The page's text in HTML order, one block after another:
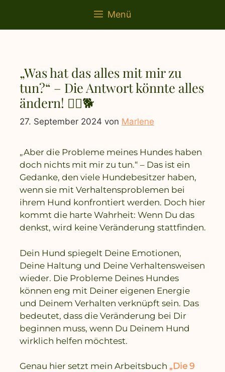
Menü
„Was hat das alles mit mir zu
tun?“ – Die Antwort könnte alles
ändern! 🧘‍♀️🐕
27. September 2024 von Marlene
„Aber die Probleme meines Hundes haben
doch nichts mit mir zu tun.“ – Das ist ein
Gedanke, den viele Hundebesitzer haben,
wenn sie mit Verhaltensproblemen bei
ihrem Hund konfrontiert werden. Doch hier
kommt die harte Wahrheit: Wenn Du das
denkst, wird keine Veränderung stattfinden.
Dein Hund spiegelt Deine Emotionen,
Deine Haltung und Deine Verhaltensweisen
wieder. Die Probleme Deines Hundes
können eng mit Deiner eigenen Energie
und Deinem Verhalten verknüpft sein. Das
bedeutet, dass die Veränderung bei Dir
beginnen muss, wenn Du Deinem Hund
wirklich helfen möchtest.
Genau hier setzt mein Arbeitsbuch „Die 9